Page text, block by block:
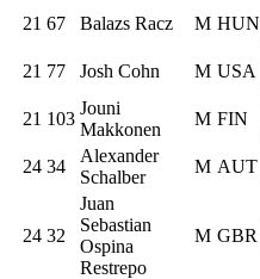
21 67 Balazs Racz M HUN
21 77 Josh Cohn M USA
21 103
Jouni
Makkonen
M FIN
24 34
Alexander
Schalber
M AUT
24 32
Juan
Sebastian
Ospina
Restrepo
M GBR